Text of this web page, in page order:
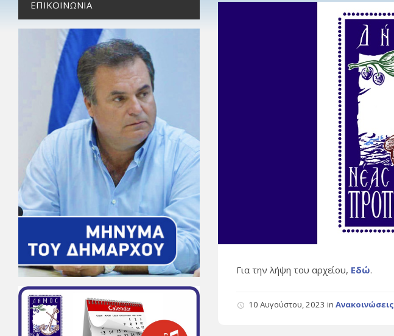
Για την λήψη του αρχείου, Εδώ.
10 Αυγούστου, 2023inΑνακοινώσεις
ΕΠΙΚΟΙΝΩΝΊΑ